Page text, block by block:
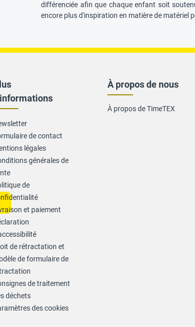
différenciée afin que chaque enfant soit
encore plus d'inspiration en matière de matériel
À propos de nous
À propos de TimeTEX
de contact
légales
générales de
de
et paiement
de rétractation et
de formulaire de
de traitement
déchets
des cookies